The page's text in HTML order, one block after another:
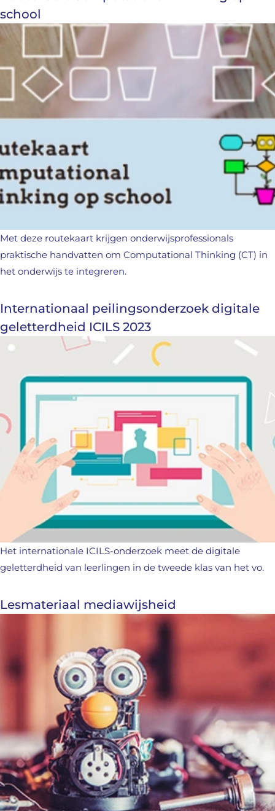
school
Met deze routekaart krijgen onderwijsprofessionals
praktische handvatten om Computational Thinking (CT) in
het onderwijs te integreren.
Internationaal peilingsonderzoek digitale
geletterdheid ICILS 2023
Het internationale ICILS-onderzoek meet de digitale
geletterdheid van leerlingen in de tweede klas van het vo.
Lesmateriaal mediawijsheid